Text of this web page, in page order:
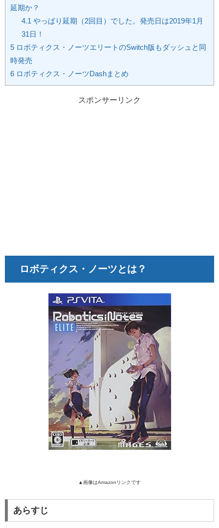
延期か？
4.1 やっぱり延期（2回目）でした。発売日は2019年1月
31日！
5 ロボティクス・ノーツエリートのSwitch版もダッシュと同
時発売
6 ロボティクス・ノーツDashまとめ
スポンサーリンク
ロボティクス・ノーツとは？
▲画像はAmazonリンクです
あらすじ